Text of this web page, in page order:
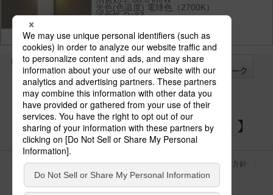
光色(色温度):電球色（2700K）
演色性:Ra83
全て
チェック
チェック
した器具を
パナソニックの電気設備 SNSアカウント
サイトのご利用にあたって クッキーポリシー
個人情報保護方針
パナソニック ホールディングス